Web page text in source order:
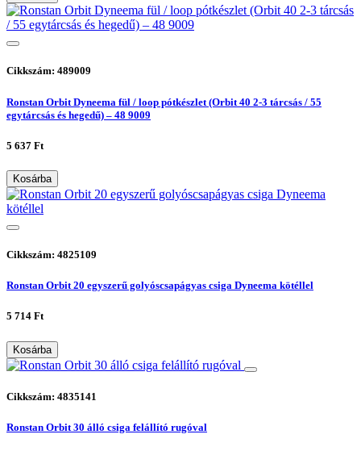
Cikkszám: 489009
Ronstan Orbit Dyneema fül / loop pótkészlet (Orbit 40 2-3 tárcsás / 55
egytárcsás és hegedű) – 48 9009
5 637 Ft
Kosárba
Cikkszám: 4825109
Ronstan Orbit 20 egyszerű golyóscsapágyas csiga Dyneema kötéllel
5 714 Ft
Kosárba
Cikkszám: 4835141
Ronstan Orbit 30 álló csiga felállító rugóval